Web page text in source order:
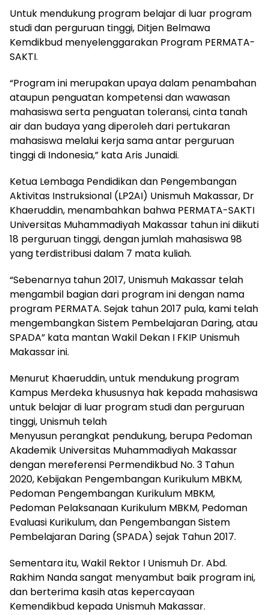
Untuk mendukung program belajar di luar program
studi dan perguruan tinggi, Ditjen Belmawa
Kemdikbud menyelenggarakan Program PERMATA-
SAKTI.
“Program ini merupakan upaya dalam penambahan
ataupun penguatan kompetensi dan wawasan
mahasiswa serta penguatan toleransi, cinta tanah
air dan budaya yang diperoleh dari pertukaran
mahasiswa melalui kerja sama antar perguruan
tinggi di Indonesia,” kata Aris Junaidi.
Ketua Lembaga Pendidikan dan Pengembangan
Aktivitas Instruksional (LP2AI) Unismuh Makassar, Dr
Khaeruddin, menambahkan bahwa PERMATA-SAKTI
Universitas Muhammadiyah Makassar tahun ini diikuti
18 perguruan tinggi, dengan jumlah mahasiswa 98
yang terdistribusi dalam 7 mata kuliah.
“Sebenarnya tahun 2017, Unismuh Makassar telah
mengambil bagian dari program ini dengan nama
program PERMATA. Sejak tahun 2017 pula, kami telah
mengembangkan Sistem Pembelajaran Daring, atau
SPADA” kata mantan Wakil Dekan I FKIP Unismuh
Makassar ini.
Menurut Khaeruddin, untuk mendukung program
Kampus Merdeka khususnya hak kepada mahasiswa
untuk belajar di luar program studi dan perguruan
tinggi, Unismuh telah
Menyusun perangkat pendukung, berupa Pedoman
Akademik Universitas Muhammadiyah Makassar
dengan mereferensi Permendikbud No. 3 Tahun
2020, Kebijakan Pengembangan Kurikulum MBKM,
Pedoman Pengembangan Kurikulum MBKM,
Pedoman Pelaksanaan Kurikulum MBKM, Pedoman
Evaluasi Kurikulum, dan Pengembangan Sistem
Pembelajaran Daring (SPADA) sejak Tahun 2017.
Sementara itu, Wakil Rektor I Unismuh Dr. Abd.
Rakhim Nanda sangat menyambut baik program ini,
dan berterima kasih atas kepercayaan
Kemendikbud kepada Unismuh Makassar.